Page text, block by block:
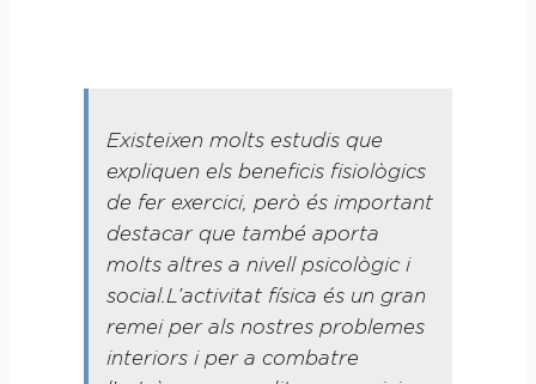
Existeixen molts estudis que
expliquen els beneficis fisiològics
de fer exercici, però és important
destacar que també aporta
molts altres a nivell psicològic i
social.L’activitat física és un gran
remei per als nostres problemes
interiors i per a combatre